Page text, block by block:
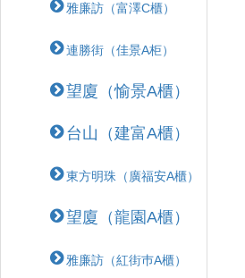
雅廉訪（富澤C櫃）
連勝街（佳景A柜）
望廈（愉景A櫃）
台山（建富A櫃）
東方明珠（廣福安A櫃）
望廈（龍園A櫃）
雅廉訪（紅街巿A櫃）